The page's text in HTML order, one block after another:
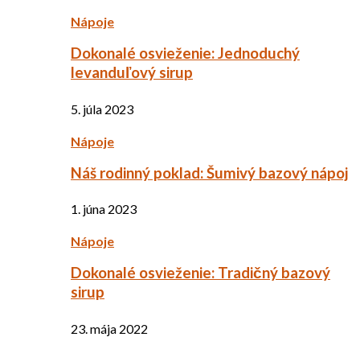
Nápoje
Dokonalé osvieženie: Jednoduchý
levanduľový sirup
5. júla 2023
Nápoje
Náš rodinný poklad: Šumivý bazový nápoj
1. júna 2023
Nápoje
Dokonalé osvieženie: Tradičný bazový
sirup
23. mája 2022